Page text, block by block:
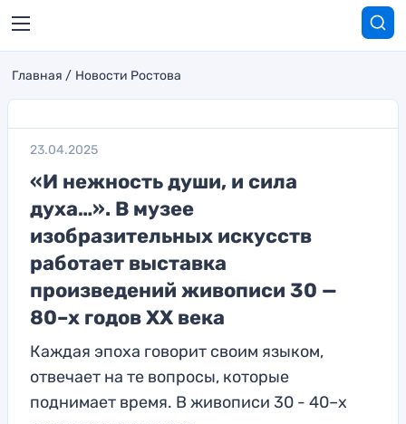
Главная Новости Ростова
23.04.2025
«И нежность души, и сила
духа…». В музее
изобразительных искусств
работает выставка
произведений живописи 30 —
80–х годов ХХ века
Каждая эпоха говорит своим языком,
отвечает на те вопросы, которые
поднимает время. В живописи 30 - 40–х